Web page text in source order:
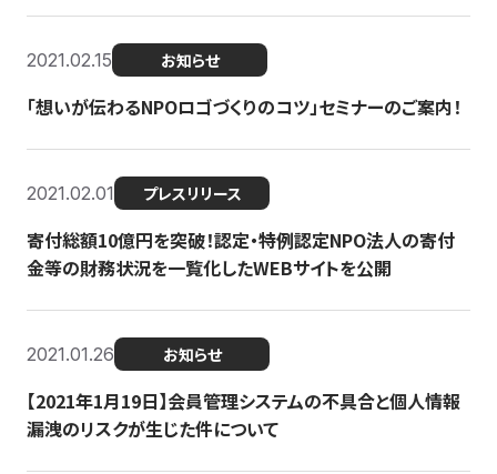
2021.02.15 お知らせ
「想いが伝わるNPOロゴづくりのコツ」セミナーのご案内！
2021.02.01 プレスリリース
寄付総額10億円を突破！認定・特例認定NPO法人の寄付
金等の財務状況を一覧化したWEBサイトを公開
2021.01.26 お知らせ
【2021年1月19日】会員管理システムの不具合と個人情報
漏洩のリスクが生じた件について